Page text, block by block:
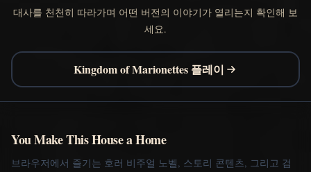
대사를 천천히 따라가며 어떤 버전의 이야기가 열리는지 확인해 보
세요.
Kingdom of Marionettes 플레이
You Make This House a Home
브라우저에서 즐기는 호러 비주얼 노벨, 스토리 콘텐츠, 그리고 검